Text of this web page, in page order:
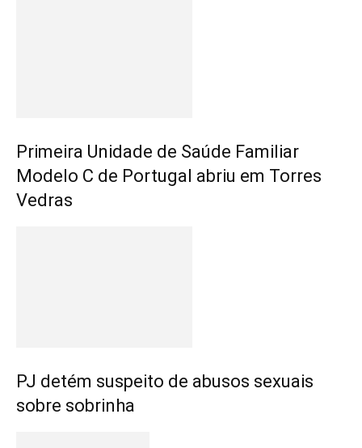
Primeira Unidade de Saúde Familiar
Modelo C de Portugal abriu em Torres
Vedras
PJ detém suspeito de abusos sexuais
sobre sobrinha